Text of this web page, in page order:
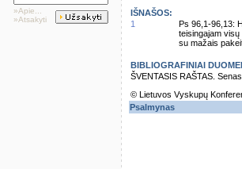
»Apie...
»Atsakyti
IŠNAŠOS:
1
Ps 96,1-96,13:
teisingajam
su mažais
BIBLIOGRAFINIAI
ŠVENTASIS RAŠTAS.
© Lietuvos Vyskupų
Psalmynas